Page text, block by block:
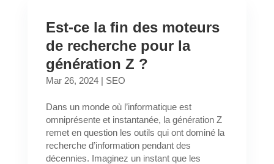
Est-ce la fin des moteurs
de recherche pour la
génération Z ?
Mar 26, 2024| SEO
Dans un monde où l’informatique est
omniprésente et instantanée, la génération Z
remet en question les outils qui ont dominé la
recherche d’information pendant des
décennies. Imaginez un instant que les